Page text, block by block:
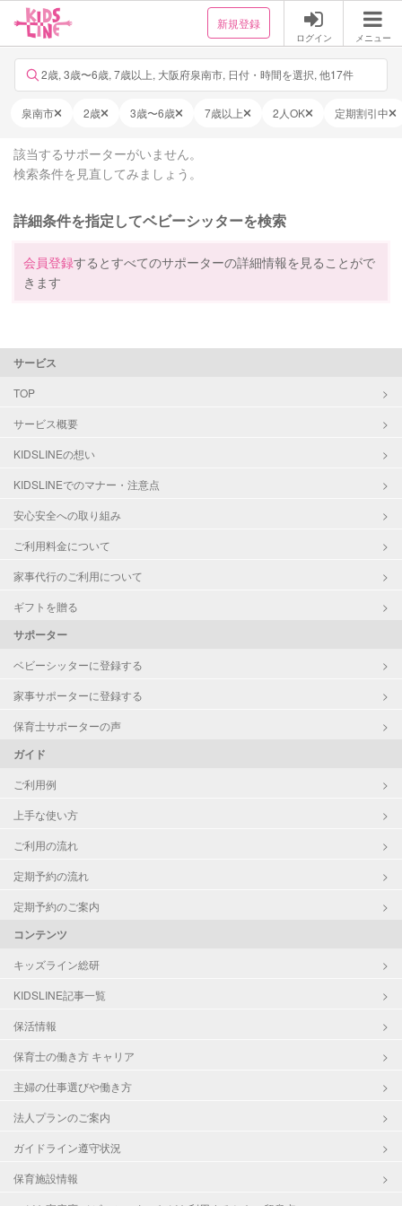
新規登録
ログイン メニュー
2歳, 3歳〜6歳, 7歳以上, 大阪府泉南市, 日付・時間を選択, 他17件
泉南市 2歳 3歳〜6歳 7歳以上 2人OK 定期割引中
該当するサポーターがいません。
検索条件を見直してみましょう。
詳細条件を指定してベビーシッターを検索
会員登録するとすべてのサポーターの詳細情報を見ることがで
きます
サービス
TOP
サービス概要
KIDSLINEの想い
KIDSLINEでのマナー・注意点
安心安全への取り組み
ご利用料金について
家事代行のご利用について
ギフトを贈る
サポーター
ベビーシッターに登録する
家事サポーターに登録する
保育士サポーターの声
ガイド
ご利用例
上手な使い方
ご利用の流れ
定期予約の流れ
定期予約のご案内
コンテンツ
キッズライン総研
KIDSLINE記事一覧
保活情報
保育士の働き方 キャリア
主婦の仕事選びや働き方
法人プランのご案内
ガイドライン遵守状況
保育施設情報